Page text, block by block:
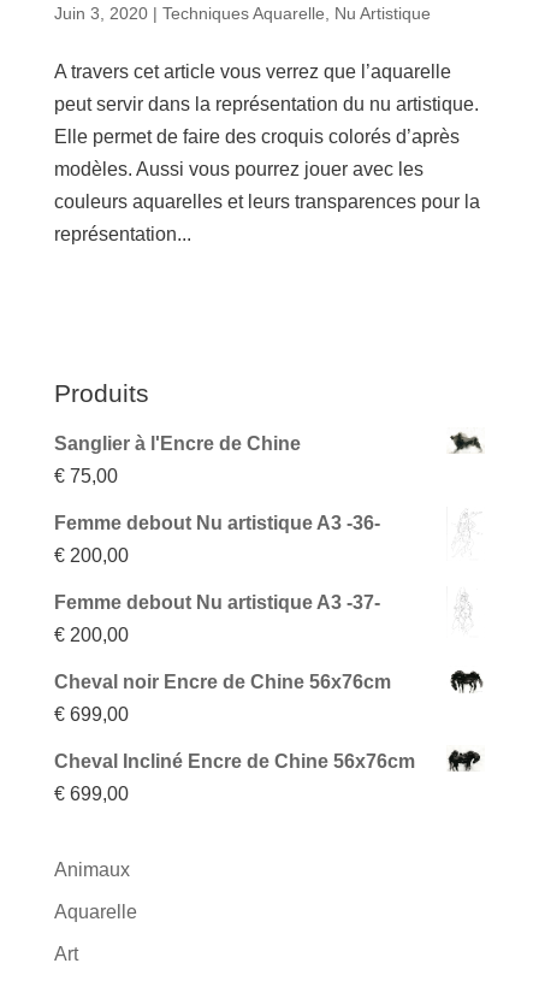
Juin 3, 2020| Techniques Aquarelle Nu Artistique
A travers cet article vous verrez que l’aquarelle
peut servir dans la représentation du nu artistique.
Elle permet de faire des croquis colorés d’après
modèles. Aussi vous pourrez jouer avec les
couleurs aquarelles et leurs transparences pour la
représentation...
Produits
Sanglier à l'Encre de Chine
€75,00
Femme debout Nu artistique A3 -36-
€200,00
Femme debout Nu artistique A3 -37-
€200,00
Cheval noir Encre de Chine 56x76cm
€699,00
Cheval Incliné Encre de Chine 56x76cm
€699,00
Animaux
Aquarelle
Art